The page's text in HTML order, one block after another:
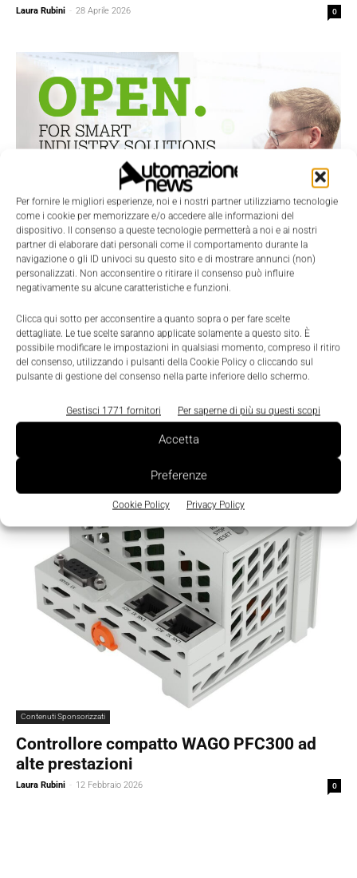
Per fornire le migliori esperienze, noi e i nostri partner utilizziamo tecnologie
come i cookie per memorizzare e/o accedere alle informazioni del
dispositivo. Il consenso a queste tecnologie permetterà a noi e ai nostri
partner di elaborare dati personali come il comportamento durante la
navigazione o gli ID univoci su questo sito e di mostrare annunci (non)
personalizzati. Non acconsentire o ritirare il consenso può influire
negativamente su alcune caratteristiche e funzioni.
Clicca qui sotto per acconsentire a quanto sopra o per fare scelte
dettagliate. Le tue scelte saranno applicate solamente a questo sito. È
possibile modificare le impostazioni in qualsiasi momento, compreso il ritiro
del consenso, utilizzando i pulsanti della Cookie Policy o cliccando sul
pulsante di gestione del consenso nella parte inferiore dello schermo.
Gestisci 1771 fornitori Per saperne di più su questi scopi
Accetta
Preferenze
Cookie Policy Privacy Policy
Laura Rubini - 28 Aprile 2026 0
Contenuti Sponsorizzati
WAGO celebra 75 anni di connessioni e
innovazione per l’automazione industriale
Laura Rubini - 17 Marzo 2026
Contenuti Sponsorizzati
Controllore compatto WAGO PFC300 ad
alte prestazioni
Laura Rubini - 12 Febbraio 2026 0